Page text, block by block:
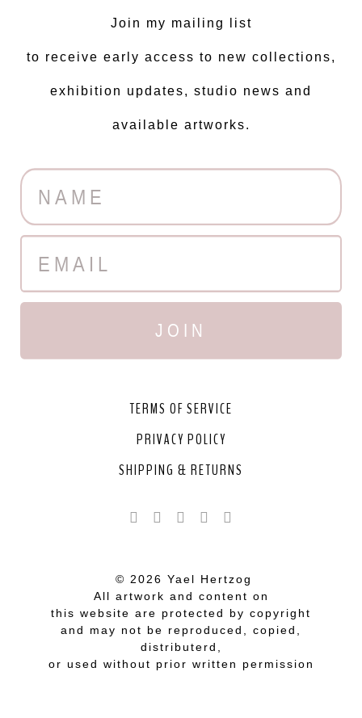
Join my mailing list
to receive early access to new collections,
exhibition updates, studio news and
available artworks.
JOIN
TERMS OF SERVICE
PRIVACY POLICY
SHIPPING & RETURNS
© 2026 Yael Hertzog
All artwork and content on
this website are protected by copyright
and may not be reproduced, copied,
distributerd,
or used without prior written permission